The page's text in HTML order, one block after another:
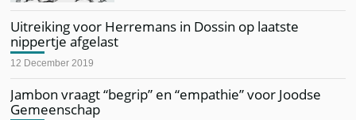
Uitreiking voor Herremans in Dossin op laatste
nippertje afgelast
12 December 2019
Jambon vraagt “begrip” en “empathie” voor Joodse
Gemeenschap